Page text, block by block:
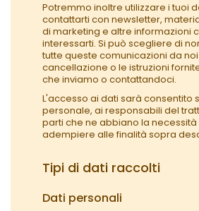
Potremmo inoltre utilizzare i tuoi
contattarti con newsletter,
di marketing e altre informazioni
interessarti. Si può scegliere di
tutte queste comunicazioni da
cancellazione o le istruzioni
che inviamo o contattandoci.
L'accesso ai dati sarà consentito
personale, ai responsabili del
parti che ne abbiano la necessità
adempiere alle finalità sopra
Tipi di dati raccolti
Dati personali